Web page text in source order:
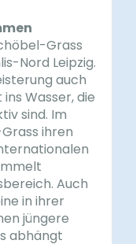
Grass
Nord Leipzig.
auch
Wasser, die
sind. Im
ihren
Auch
in ihrer
jüngere
abhängt